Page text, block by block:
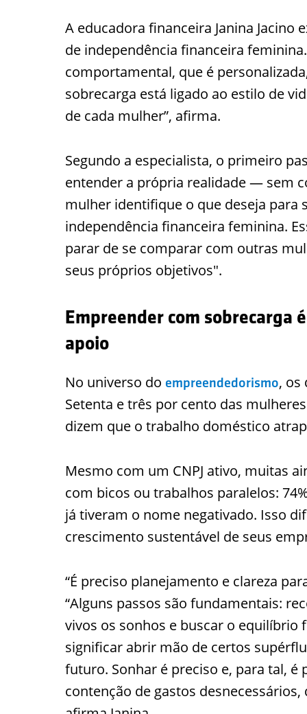
A educadora financeira Janina
de independência financeira
comportamental, que é
sobrecarga está ligado ao estilo de
de cada mulher”, afirma.
Segundo a especialista, o primeiro
entender a própria realidade — sem
mulher identifique o que deseja para
independência financeira feminina.
parar de se comparar com outras
seus próprios objetivos".
Empreender com sobrecarga
apoio
No universo do empreendedorismo, os
Setenta e três por cento das
dizem que o trabalho doméstico
Mesmo com um CNPJ ativo, muitas
com bicos ou trabalhos paralelos:
já tiveram o nome negativado. Isso
crescimento sustentável de seus
“É preciso planejamento e clareza
“Alguns passos são fundamentais:
vivos os sonhos e buscar o equilíbrio
significar abrir mão de certos
futuro. Sonhar é preciso e, para tal,
contenção de gastos